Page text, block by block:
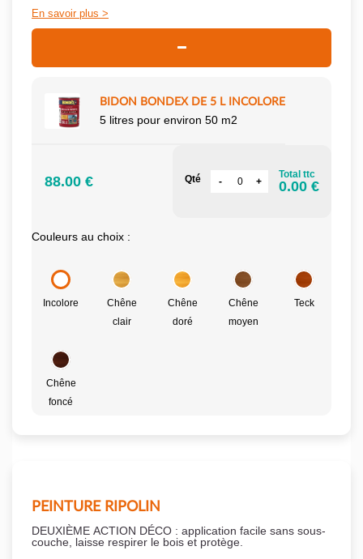
En savoir plus
BIDON BONDEX DE 5 L INCOLORE
5 litres pour environ 50 m2
88.00 € Qté Total ttc
0.00 €
Couleurs au choix :
Incolore
Chêne
clair
Chêne
doré
Chêne
moyen
Teck
Chêne
foncé
PEINTURE RIPOLIN
DEUXIÈME ACTION DÉCO : application facile sans sous-
couche, laisse respirer le bois et protège.